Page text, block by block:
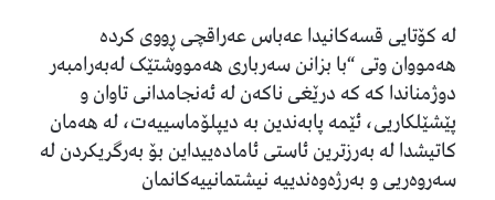
لە کۆتایی قسەکانیدا عەباس عەراقچی ڕووی کردە
هەمووان وتی “با بزانن سەرباری هەمووشتێک لەبەرامبەر
دوژمناندا کە کە درێغی ناکەن لە ئەنجامدانی تاوان و
پێشێلکاریی، ئێمە پابەندین بە دیپلۆماسییەت، لە هەمان
کاتیشدا لە بەرزترین ئاستی ئامادەییداین بۆ بەرگریکردن لە
سەروەریی و بەرژەوەندییە نیشتمانییەکانمان